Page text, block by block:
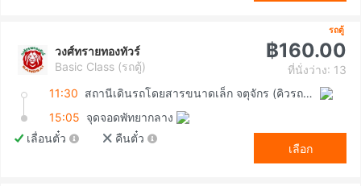
รถตู้
วงศ์ทรายทองทัวร์
Basic Class (รถตู้)
฿160.00
ที่นั่งว่าง: 13
11:30
สถานีเดินรถโดยสารขนาดเล็ก จตุจักร (คิวรถตู้หมอชิต 2)
15:05 จุดจอดพัทยากลาง
เลื่อนตั๋ว
คืนตั๋ว
เลือก